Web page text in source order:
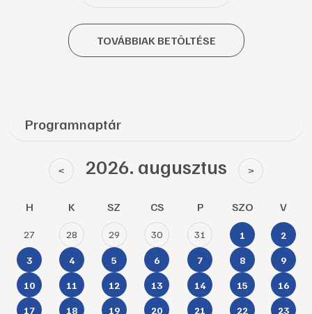
TOVÁBBIAK BETÖLTÉSE
Programnaptár
< 2026. augusztus >
H K SZ CS P SZO V
27 28 29 30 31 1 2
3 4 5 6 7 8 9
10 11 12 13 14 15 16
17 18 19 20 21 22 23